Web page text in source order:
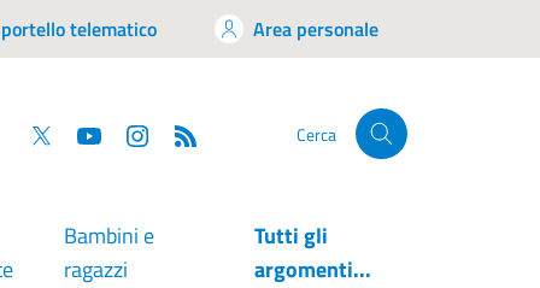
telematico Area personale
Facebook
Twitter YouTube Cerca
Bambini e
ragazzi
Tutti gli
argomenti...